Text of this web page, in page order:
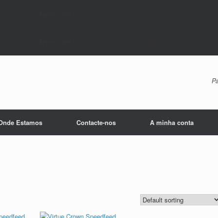
Estamos Contacte-nos A minha conta